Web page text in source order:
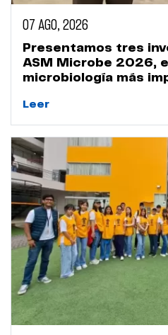
07 AGO, 2026
Presentamos tres
ASM Microbe 2026,
microbiología más
Leer